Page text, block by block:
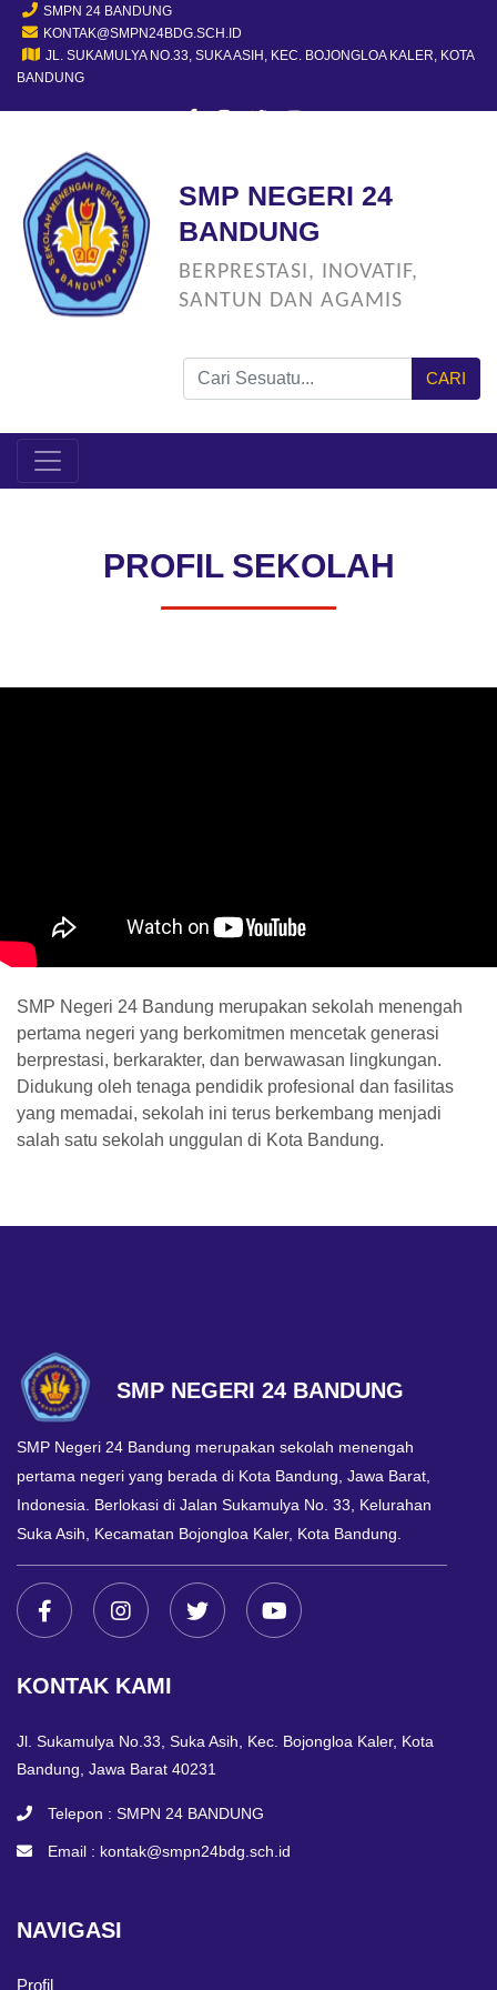
SMPN 24 BANDUNG
KONTAK@SMPN24BDG.SCH.ID
JL. SUKAMULYA NO.33, SUKA ASIH, KEC. BOJONGLOA KALER, KOTA
BANDUNG
SMP NEGERI 24
BANDUNG
BERPRESTASI, INOVATIF,
SANTUN DAN AGAMIS
CARI
PROFIL SEKOLAH
SMP Negeri 24 Bandung merupakan sekolah menengah
pertama negeri yang berkomitmen mencetak generasi
berprestasi, berkarakter, dan berwawasan lingkungan.
Didukung oleh tenaga pendidik profesional dan fasilitas
yang memadai, sekolah ini terus berkembang menjadi
salah satu sekolah unggulan di Kota Bandung.
SMP NEGERI 24 BANDUNG
SMP Negeri 24 Bandung merupakan sekolah menengah
pertama negeri yang berada di Kota Bandung, Jawa Barat,
Indonesia. Berlokasi di Jalan Sukamulya No. 33, Kelurahan
Suka Asih, Kecamatan Bojongloa Kaler, Kota Bandung.
KONTAK KAMI
Jl. Sukamulya No.33, Suka Asih, Kec. Bojongloa Kaler, Kota
Bandung, Jawa Barat 40231
Telepon : SMPN 24 BANDUNG
Email : kontak@smpn24bdg.sch.id
NAVIGASI
Profil